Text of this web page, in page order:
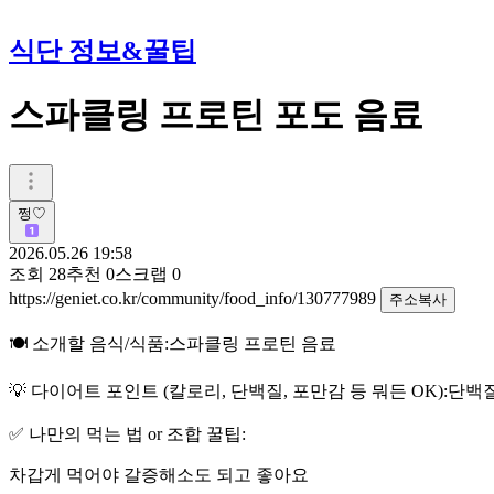
식단 정보&꿀팁
스파클링 프로틴 포도 음료
쩡♡
2026.05.26 19:58
조회 28추천 0스크랩 0
https://geniet.co.kr/community/food_info/130777989
주소복사
🍽️ 소개할 음식/식품:스파클링 프로틴 음료
💡 다이어트 포인트 (칼로리, 단백질, 포만감 등 뭐든 OK):단백
✅ 나만의 먹는 법 or 조합 꿀팁:
차갑게 먹어야 갈증해소도 되고 좋아요